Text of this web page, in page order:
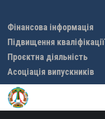
Фінансова інформація
Підвищення кваліфікації
Проєктна діяльність
Асоціація випускників